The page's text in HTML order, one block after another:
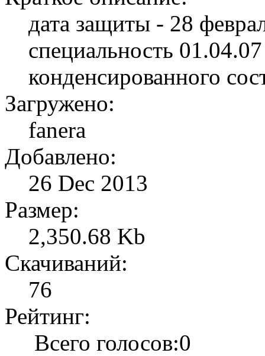
дата защиты - 28
специальность
конденсированного
Загружено:
fanera
Добавлено:
26 Dec 2013
Размер:
2,350.68 Kb
Скачиваний:
76
Рейтинг:
Всего голосов:0